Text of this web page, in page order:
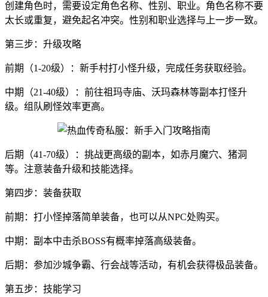
创建角色时，需要设定角色名称、性别、职业。角色名称不要
太长或重复，避免起名冲突。性别和职业选择与上一步一致。
第三步：升级攻略
前期（1-20级）：新手村打小怪升级，完成任务获取经验。
中期（21-40级）：前往祖玛寺庙、沃玛森林等副本打怪升
级。组队刷怪效率更高。
后期（41-70级）：挑战更高级的副本，如赤月魔穴、猪洞
等。注意装备升级和技能选择。
第四步：装备获取
前期：打小怪掉落简单装备，也可以从NPC处购买。
中期：副本中击杀BOSS有概率掉落高级装备。
后期：参加沙城争霸、行会战等活动，有机会获得极品装备。
第五步：技能学习